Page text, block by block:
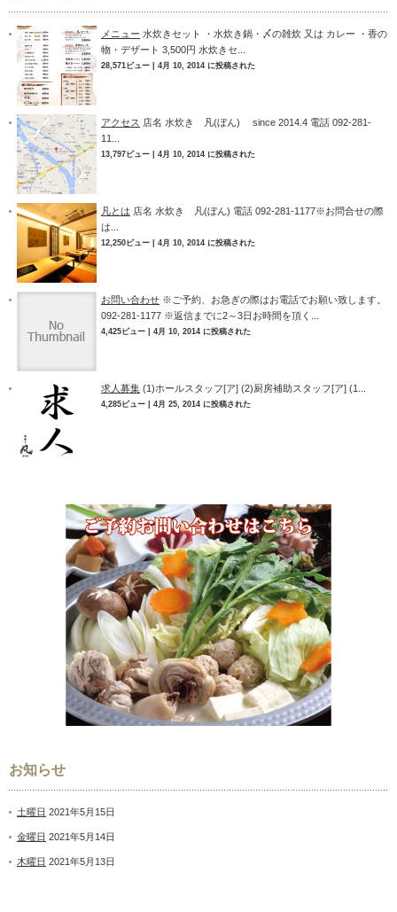
メニュー 水炊きセット ・水炊き鍋・〆の雑炊 又は カレー ・香の
物・デザート 3,500円 水炊きセ...
28,571ビュー 4月 10, 2014 に投稿された
アクセス 店名 水炊き 凡(ぼん) since 2014.4 電話 092-281-
11...
13,797ビュー 4月 10, 2014 に投稿された
凡とは 店名 水炊き 凡(ぼん) 電話 092-281-1177※お問合せの際
は...
12,250ビュー 4月 10, 2014 に投稿された
お問い合わせ ※ご予約、お急ぎの際はお電話でお願い致します。
092-281-1177 ※返信までに2～3日お時間を頂く...
4,425ビュー 4月 10, 2014 に投稿された
求人募集 (1)ホールスタッフ[ア] (2)厨房補助スタッフ[ア] (1...
4,285ビュー 4月 25, 2014 に投稿された
お知らせ
土曜日 2021年5月15日
金曜日 2021年5月14日
木曜日 2021年5月13日